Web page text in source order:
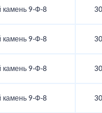
9‑Ф‑8
9‑Ф‑8
9‑Ф‑8
9‑Ф‑8